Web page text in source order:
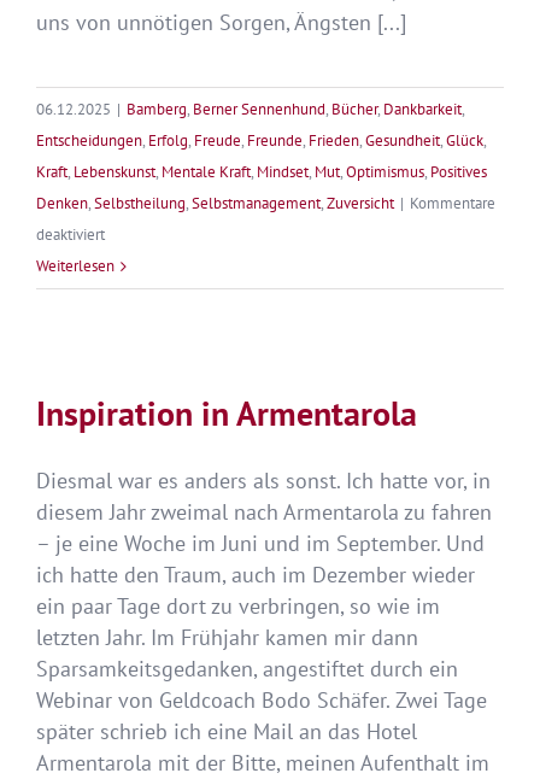
uns von unnötigen Sorgen, Ängsten [...]
06.12.2025 | Bamberg, Berner Sennenhund, Bücher, Dankbarkeit,
Entscheidungen, Erfolg, Freude, Freunde, Frieden,Gesundheit,Glück,
Kraft, Lebenskunst, Mentale Kraft, Mindset, Mut,Optimismus, Positives
Denken,Selbstheilung,Selbstmanagement,Zuversicht | Kommentare
deaktiviertfür
Die
Vision
Weiterlesen
Inspiration in Armentarola
Diesmal war es anders als sonst. Ich hatte vor, in
diesem Jahr zweimal nach Armentarola zu fahren
– je eine Woche im Juni und im September. Und
ich hatte den Traum, auch im Dezember wieder
ein paar Tage dort zu verbringen, so wie im
letzten Jahr. Im Frühjahr kamen mir dann
Sparsamkeitsgedanken, angestiftet durch ein
Webinar von Geldcoach Bodo Schäfer. Zwei Tage
später schrieb ich eine Mail an das Hotel
Armentarola mit der Bitte, meinen Aufenthalt im